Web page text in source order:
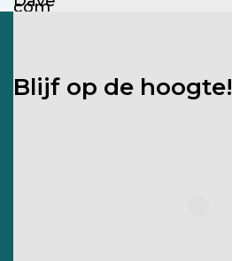
Blijf op de hoogte!